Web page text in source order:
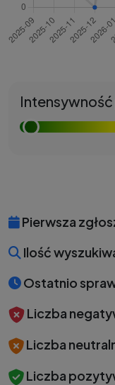
Intensywność
Pierwsza
Ilość
Ostatnio
Liczba
Liczba
Liczba